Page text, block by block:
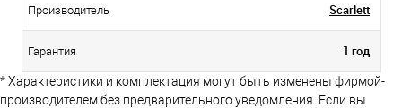
Производитель Scarlett
Гарантия 1 год
* Характеристики и комплектация могут быть изменены фирмой-
производителем без предварительного уведомления. Если вы